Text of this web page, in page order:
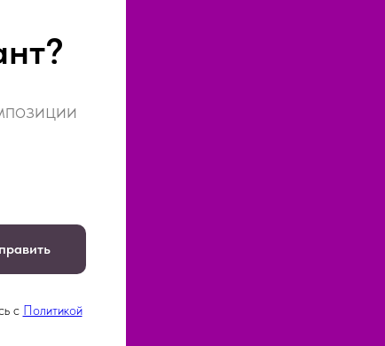
c Политикой